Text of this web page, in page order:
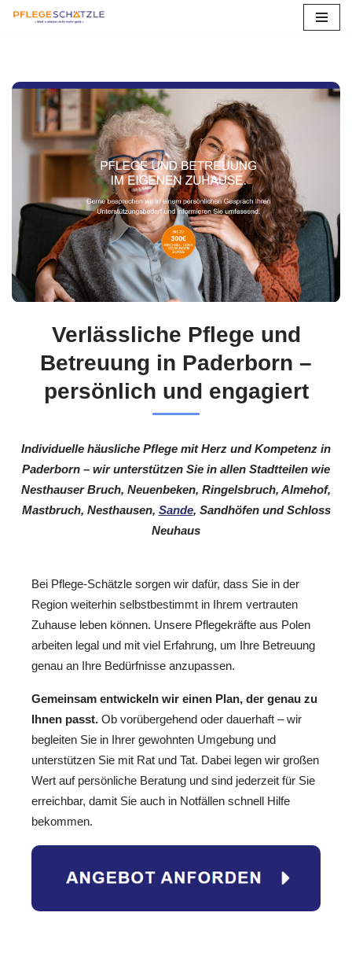
springen
Verlässliche Pflege und
Betreuung in Paderborn –
persönlich und engagiert
Individuelle häusliche Pflege mit Herz und Kompetenz in
Paderborn – wir unterstützen Sie in allen Stadtteilen wie
Nesthauser Bruch, Neuenbeken, Ringelsbruch, Almehof,
Mastbruch, Nesthausen, Sande, Sandhöfen und Schloss
Neuhaus
Bei Pflege-Schätzle sorgen wir dafür, dass Sie in der
Region weiterhin selbstbestimmt in Ihrem vertrauten
Zuhause leben können. Unsere Pflegekräfte aus Polen
arbeiten legal und mit viel Erfahrung, um Ihre Betreuung
genau an Ihre Bedürfnisse anzupassen.
Gemeinsam entwickeln wir einen Plan, der genau zu
Ihnen passt. Ob vorübergehend oder dauerhaft – wir
begleiten Sie in Ihrer gewohnten Umgebung und
unterstützen Sie mit Rat und Tat. Dabei legen wir großen
Wert auf persönliche Beratung und sind jederzeit für Sie
erreichbar, damit Sie auch in Notfällen schnell Hilfe
bekommen.